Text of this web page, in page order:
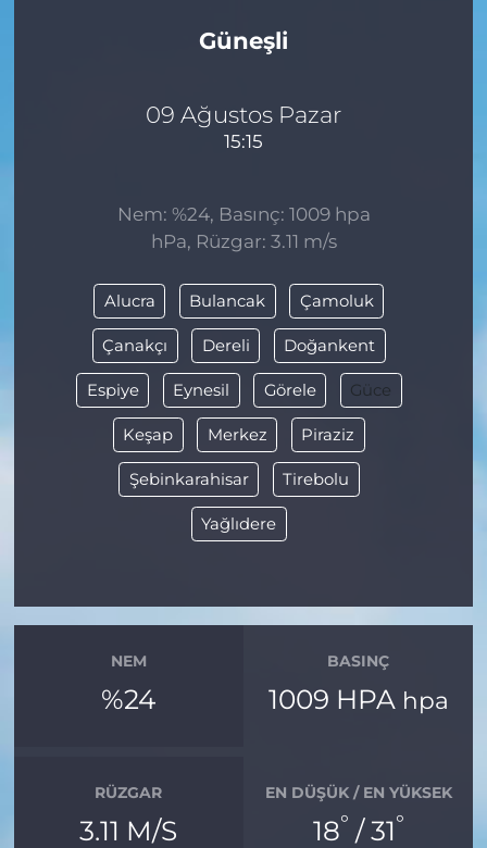
Güneşli
09 Ağustos Pazar
15:15
Nem: %24, Basınç: 1009 hpa
hPa, Rüzgar: 3.11 m/s
Alucra Bulancak Çamoluk
Çanakçı Dereli Doğankent
Espiye Eynesil Görele Güce
Keşap Merkez Piraziz
Şebinkarahisar Tirebolu
Yağlıdere
NEM
%24
BASINÇ
1009 HPA hpa
RÜZGAR
3.11 M/S
EN DÜŞÜK / EN YÜKSEK
18° / 31°